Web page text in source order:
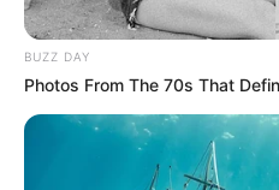
BUZZ DAY
Photos From The 70s That